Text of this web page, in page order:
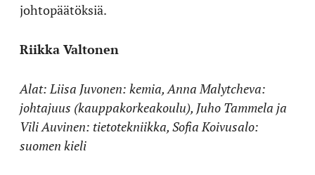
johtopäätöksiä.
Riikka Valtonen
Alat: Liisa Juvonen: kemia, Anna Malytcheva:
johtajuus (kauppakorkeakoulu), Juho Tammela ja
Vili Auvinen: tietotekniikka, Sofia Koivusalo:
suomen kieli